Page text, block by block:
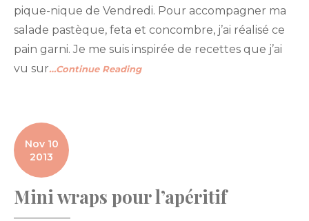
pique-nique de Vendredi. Pour accompagner ma
salade pastèque, feta et concombre, j’ai réalisé ce
pain garni. Je me suis inspirée de recettes que j’ai
vu sur…Continue Reading
Nov 10
2013
Mini wraps pour l’apéritif